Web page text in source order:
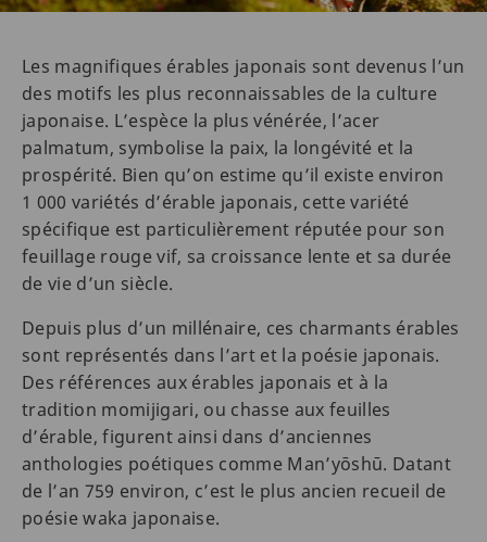
Les magnifiques érables japonais sont devenus l’un
des motifs les plus reconnaissables de la culture
japonaise. L’espèce la plus vénérée, l’acer
palmatum, symbolise la paix, la longévité et la
prospérité. Bien qu’on estime qu’il existe environ
1 000 variétés d’érable japonais, cette variété
spécifique est particulièrement réputée pour son
feuillage rouge vif, sa croissance lente et sa durée
de vie d’un siècle.
Depuis plus d’un millénaire, ces charmants érables
sont représentés dans l’art et la poésie japonais.
Des références aux érables japonais et à la
tradition momijigari, ou chasse aux feuilles
d’érable, figurent ainsi dans d’anciennes
anthologies poétiques comme Man’yōshū. Datant
de l’an 759 environ, c’est le plus ancien recueil de
poésie waka japonaise.